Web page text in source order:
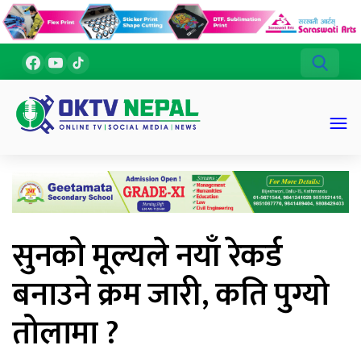
सुनको मूल्यले नयाँ रेकर्ड
बनाउने क्रम जारी, कति पुग्यो
तोलामा ?